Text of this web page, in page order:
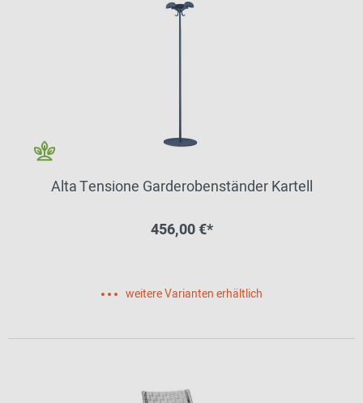
Alta Tensione Garderobenständer Kartell
456,00 €*
weitere Varianten erhältlich